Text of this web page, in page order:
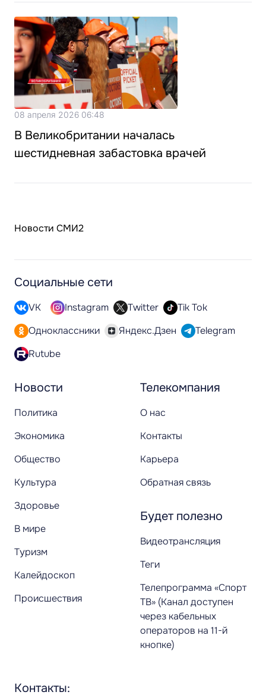
08 апреля 2026 06:48
В Великобритании началась
шестидневная забастовка врачей
Новости СМИ2
Новости
Политика
Экономика
Общество
Культура
Здоровье
В мире
Туризм
Калейдоскоп
Происшествия
Телекомпания
О нас
Контакты
Карьера
Обратная связь
Будет полезно
Видеотрансляция
Теги
Телепрограмма «Спорт
ТВ» (Канал доступен
через кабельных
операторов на 11-й
кнопке)
Социальные сети
VK Instagram Twitter
Tik Tok
Одноклассники
Яндекс.Дзен
Telegram
Rutube
Контакты: